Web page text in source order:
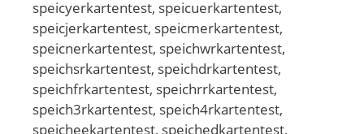
speicyerkartentest, speicuerkartentest,
speicjerkartentest, speicmerkartentest,
speicnerkartentest, speichwrkartentest,
speichsrkartentest, speichdrkartentest,
speichfrkartentest, speichrrkartentest,
speich3rkartentest, speich4rkartentest,
speicheekartentest, speichedkartentest,